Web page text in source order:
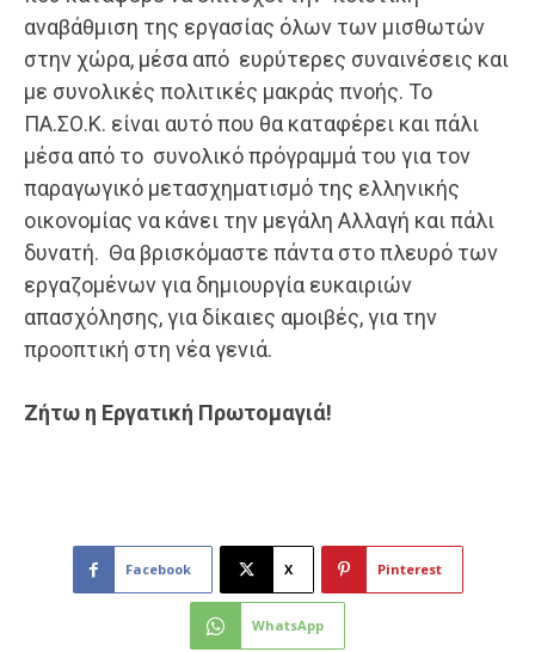
αναβάθμιση της εργασίας όλων των μισθωτών
στην χώρα, μέσα από ευρύτερες συναινέσεις και
με συνολικές πολιτικές μακράς πνοής. Το
ΠΑ.ΣΟ.Κ. είναι αυτό που θα καταφέρει και πάλι
μέσα από το συνολικό πρόγραμμά του για τον
παραγωγικό μετασχηματισμό της ελληνικής
οικονομίας να κάνει την μεγάλη Αλλαγή και πάλι
δυνατή. Θα βρισκόμαστε πάντα στο πλευρό των
εργαζομένων για δημιουργία ευκαιριών
απασχόλησης, για δίκαιες αμοιβές, για την
προοπτική στη νέα γενιά.
Ζήτω η Εργατική Πρωτομαγιά!
Facebook X Pinterest
WhatsApp